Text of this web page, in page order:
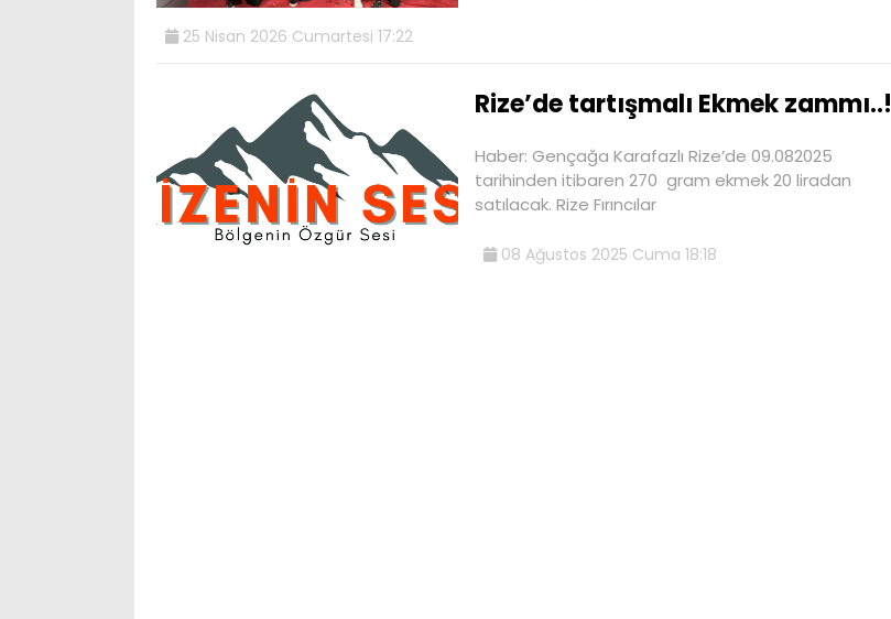
25 Nisan 2026 Cumartesi 17:22
Rize’de tartışmalı Ekmek zammı..!
Haber: Gençağa Karafazlı Rize’de 09.082025
tarihinden itibaren 270 gram ekmek 20 liradan
satılacak. Rize Fırıncılar
08 Ağustos 2025 Cuma 18:18